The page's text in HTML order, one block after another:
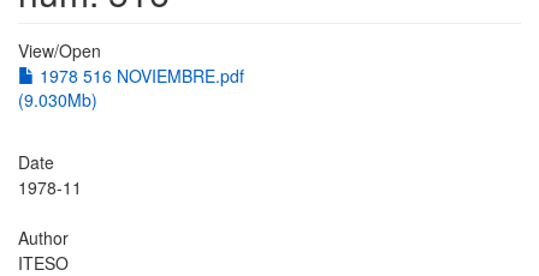
View/Open
1978 516 NOVIEMBRE.pdf
(9.030Mb)
Date
1978-11
Author
ITESO